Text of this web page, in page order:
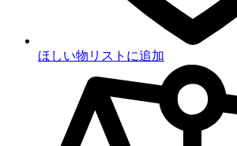
ほしい物リストに追加